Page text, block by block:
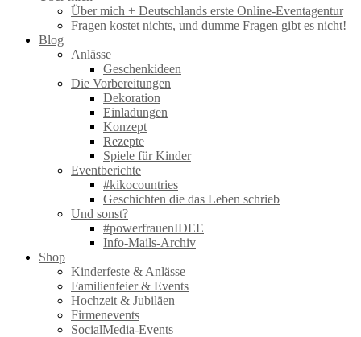
Über mich + Deutschlands erste Online-Eventagentur
Fragen kostet nichts, und dumme Fragen gibt es nicht!
Blog
Anlässe
Geschenkideen
Die Vorbereitungen
Dekoration
Einladungen
Konzept
Rezepte
Spiele für Kinder
Eventberichte
#kikocountries
Geschichten die das Leben schrieb
Und sonst?
#powerfrauenIDEE
Info-Mails-Archiv
Shop
Kinderfeste & Anlässe
Familienfeier & Events
Hochzeit & Jubiläen
Firmenevents
SocialMedia-Events